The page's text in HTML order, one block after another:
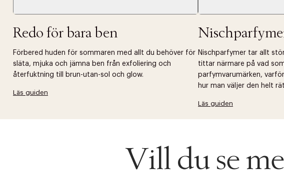
Redo för bara ben
Förbered huden för sommaren med allt du behöver för
släta, mjuka och jämna ben från exfoliering och
återfuktning till brun-utan-sol och glow.
Läs guiden
Nischparfymer tar allt
tittar närmare på vad
parfymvarumärken,
hur man väljer den helt
Läs guiden
Vill du se